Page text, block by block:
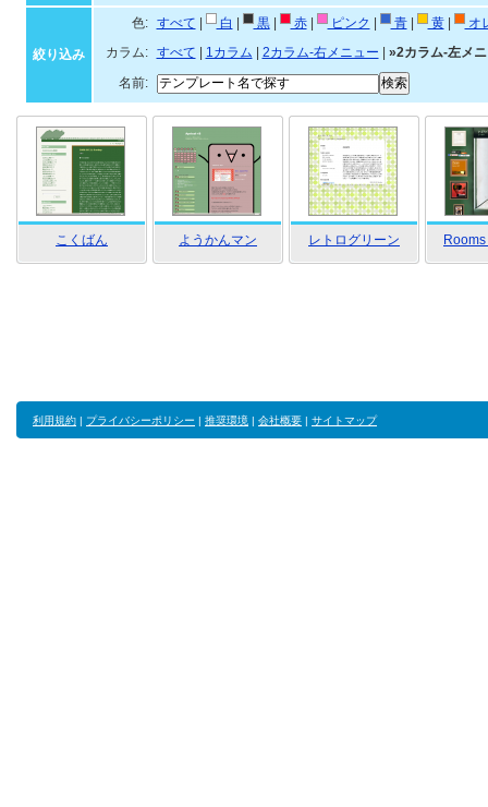
絞り込み
色: すべて 白 黒| 赤| ピンク 青| 黄|
オ
カラム:
すべて 1カラム 2カラム-右メニュー
»2カラム-左メ
名前:
こくばん ようかんマン レトログリーン
利用規約 | プライバシーポリシー | 推奨環境 | 会社概要 | サイトマップ